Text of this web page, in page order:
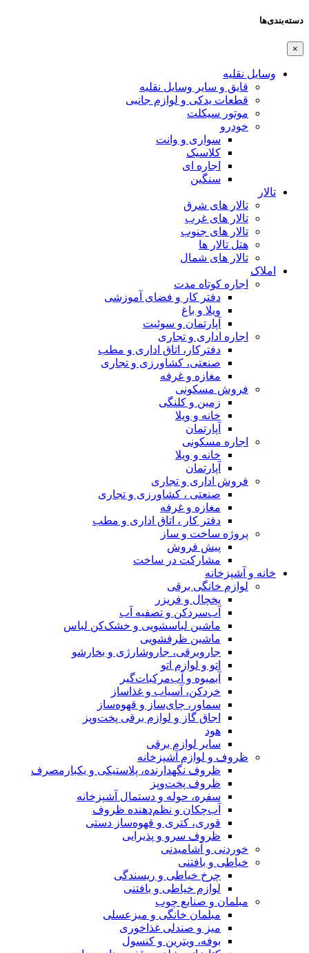
دسته‌بندی‌ها
×
وسایل نقلیه
قایق و سایر وسایل نقلیه
قطعات یدکی و لوازم جانبی
موتور سیکلت
خودرو
سواری و وانت
کلاسیک
اجاره ای
سنگین
تالار
تالار های شرق
تالار های غرب
تالار های جنوب
هتل تالار ها
تالار های شمال
املاک
اجاره کوتاه مدت
دفتر کار و فضای آموزشی
ویلا و باغ
آپارتمان و سوئیت
اجاره اداری و تجاری
دفترکار، اتاق اداری و مطب
صنعتی، کشاورزی و تجاری
مغازه و غرفه
فروش مسکونی
زمین و کلنگی
خانه و ویلا
آپارتمان
اجاره مسکونی
خانه و ویلا
آپارتمان
فروش اداری و تجاری
صنعتی ، کشاورزی و تجاری
مغازه و غرفه
دفتر کار ، اتاق اداری و مطب
پروژه ساخت و ساز
پیش فروش
مشارکت در ساخت
خانه و آشپزخانه
لوازم خانگی برقی
یخچال و فریزر
آب‌سردکن و تصفیه آب
ماشین لباسشویی و خشک‌کن لباس
ماشین ظرفشویی
جاروبرقی، جاروشارژی و بخارشو
اتو و لوازم اتو
آبمیوه و آب‌مرکبات‌گیر
خردکن، آسیاب و غذاساز
سماور، چای‌ساز و قهوه‌ساز
اجاق گاز و لوازم برقی پخت‌وپز
هود
سایر لوازم برقی
ظروف و لوازم آشپزخانه
ظروف نگهدارنده، پلاستیکی و یکبارمصرف
ظروف پخت‌وپز
سفره، حوله و دستمال آشپزخانه
آب‌چکان و نظم‌دهنده ظروف
قوری، کتری و قهوه‌ساز دستی
ظروف سرو و پذیرایی
خوردنی و آشامیدنی
خیاطی و بافتنی
چرخ خیاطی و ریسندگی
لوازم خیاطی و بافتنی
مبلمان و صنایع چوب
مبلمان خانگی و میزعسلی
میز و صندلی غذاخوری
بوفه، ویترین و کنسول